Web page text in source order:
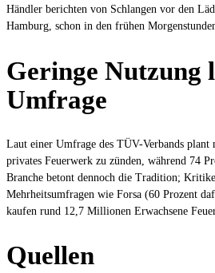
Händler berichten von Schlangen vor den
Hamburg, schon in den frühen
Geringe Nutzung
Umfrage
Laut einer Umfrage des TÜV-Verbands
privates Feuerwerk zu zünden, während 74
Branche betont dennoch die Tradition;
Mehrheitsumfragen wie Forsa (60 Prozent
kaufen rund 12,7 Millionen Erwachsene
​Quellen